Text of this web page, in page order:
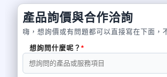
產品詢價與合作洽詢
嗨，想詢價或有問題都可以直接寫在下面
想詢問什麼呢？